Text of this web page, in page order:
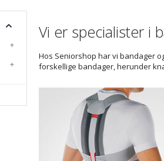
Vi er specialister i
Hos Seniorshop har vi bandager
forskellige bandager, herunder
+
+